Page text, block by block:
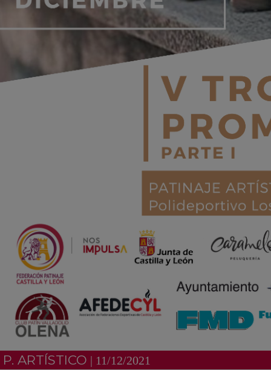
P. ARTÍSTICO | 11/12/2021